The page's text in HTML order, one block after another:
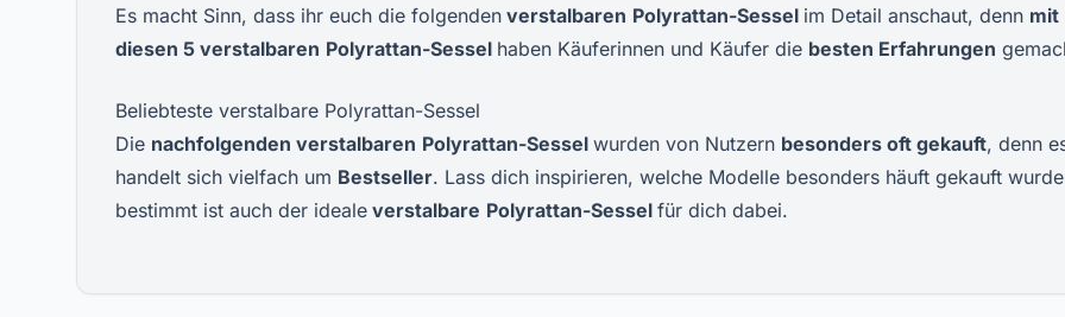
Es macht Sinn, dass ihr euch die folgenden verstalbaren Polyrattan-Sessel im Detail anschaut, denn mit
diesen 5 verstalbaren Polyrattan-Sessel haben Käuferinnen und Käufer die besten Erfahrungen
Beliebteste verstalbare Polyrattan-Sessel
Die nachfolgenden verstalbaren Polyrattan-Sessel wurden von Nutzern besonders oft gekauft, denn
handelt sich vielfach um Bestseller. Lass dich inspirieren, welche Modelle besonders häuft gekauft
bestimmt ist auch der ideale verstalbare Polyrattan-Sessel für dich dabei.